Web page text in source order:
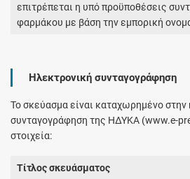
επιτρέπεται η υπό προϋποθέσεις
φαρμάκου με βάση την εμπορική
Ηλεκτρονική συνταγογράφηση
Το σκεύασμα είναι καταχωρημένο στην
συνταγογράφηση της ΗΔΥΚΑ (www.e-
στοιχεία:
Τίτλος σκευάσματος